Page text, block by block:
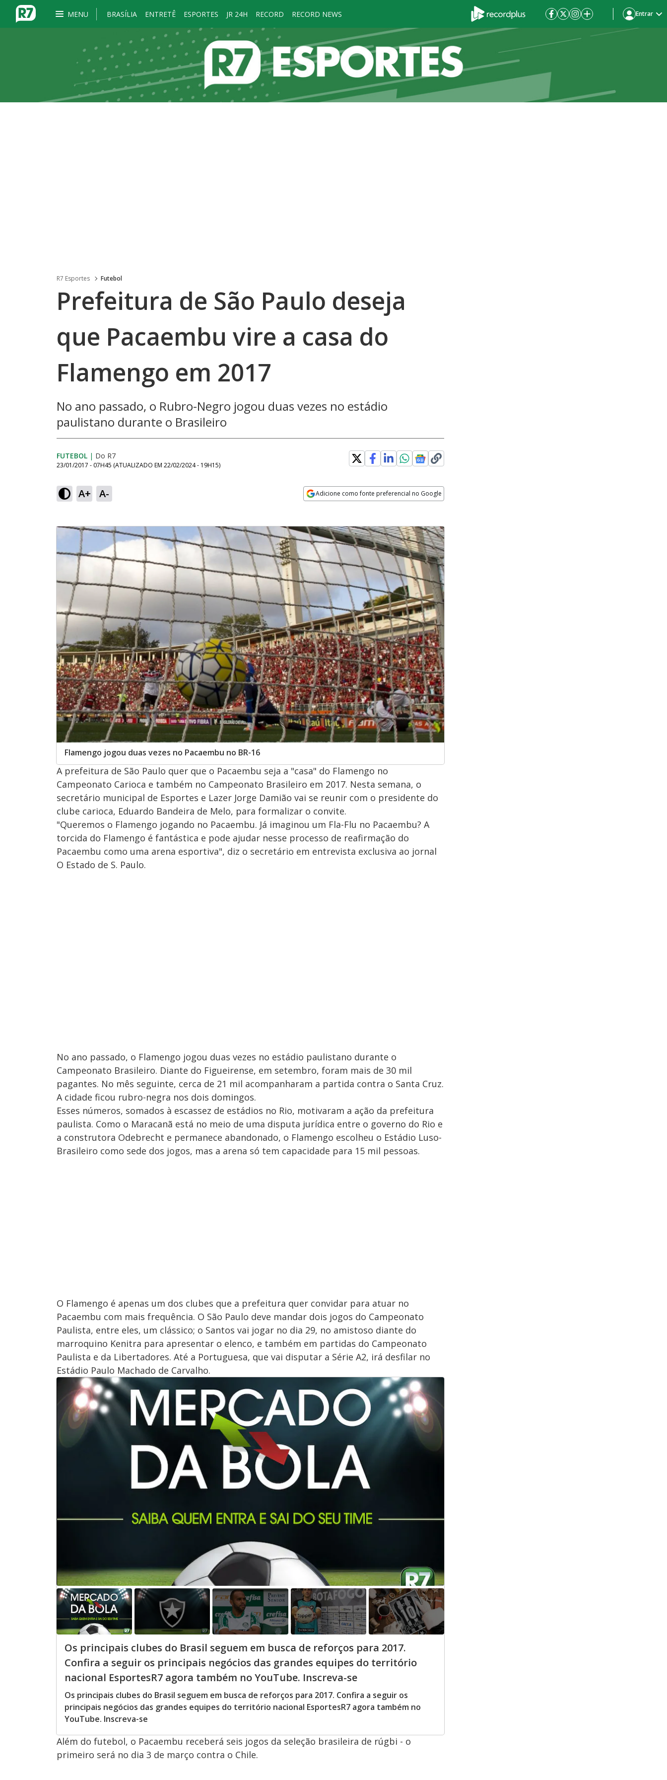
MENU BRASÍLIA ENTRETÊ ESPORTES JR 24H RECORD RECORD NEWS Entrar
R7 Esportes Futebol
Prefeitura de São Paulo deseja
que Pacaembu vire a casa do
Flamengo em 2017
No ano passado, o Rubro-Negro jogou duas vezes no estádio
paulistano durante o Brasileiro
FUTEBOL | Do R7
23/01/2017 - 07H45 (ATUALIZADO EM 22/02/2024 - 19H15)
A+ A- Adicione como fonte preferencial no Google
Flamengo jogou duas vezes no Pacaembu no BR-16
A prefeitura de São Paulo quer que o Pacaembu seja a "casa" do Flamengo no
Campeonato Carioca e também no Campeonato Brasileiro em 2017. Nesta semana, o
secretário municipal de Esportes e Lazer Jorge Damião vai se reunir com o presidente do
clube carioca, Eduardo Bandeira de Melo, para formalizar o convite.
"Queremos o Flamengo jogando no Pacaembu. Já imaginou um Fla-Flu no Pacaembu? A
torcida do Flamengo é fantástica e pode ajudar nesse processo de reafirmação do
Pacaembu como uma arena esportiva", diz o secretário em entrevista exclusiva ao jornal
O Estado de S. Paulo.
No ano passado, o Flamengo jogou duas vezes no estádio paulistano durante o
Campeonato Brasileiro. Diante do Figueirense, em setembro, foram mais de 30 mil
pagantes. No mês seguinte, cerca de 21 mil acompanharam a partida contra o Santa Cruz.
A cidade ficou rubro-negra nos dois domingos.
Esses números, somados à escassez de estádios no Rio, motivaram a ação da prefeitura
paulista. Como o Maracanã está no meio de uma disputa jurídica entre o governo do Rio e
a construtora Odebrecht e permanece abandonado, o Flamengo escolheu o Estádio Luso-
Brasileiro como sede dos jogos, mas a arena só tem capacidade para 15 mil pessoas.
O Flamengo é apenas um dos clubes que a prefeitura quer convidar para atuar no
Pacaembu com mais frequência. O São Paulo deve mandar dois jogos do Campeonato
Paulista, entre eles, um clássico; o Santos vai jogar no dia 29, no amistoso diante do
marroquino Kenitra para apresentar o elenco, e também em partidas do Campeonato
Paulista e da Libertadores. Até a Portuguesa, que vai disputar a Série A2, irá desfilar no
Estádio Paulo Machado de Carvalho.
Os principais clubes do Brasil seguem em busca de reforços para 2017.
Confira a seguir os principais negócios das grandes equipes do território
nacional EsportesR7 agora também no YouTube. Inscreva-se
Os principais clubes do Brasil seguem em busca de reforços para 2017. Confira a seguir os
principais negócios das grandes equipes do território nacional EsportesR7 agora também no
YouTube. Inscreva-se
Além do futebol, o Pacaembu receberá seis jogos da seleção brasileira de rúgbi - o
primeiro será no dia 3 de março contra o Chile.